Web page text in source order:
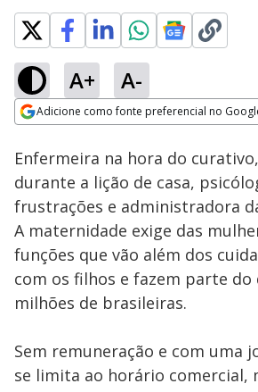
A+ A-
Adicione como fonte preferencial no
Ativar
Loaded:
10.29%
Enfermeira na hora do
durante a lição de casa,
frustrações e administradora
A maternidade exige das
funções que vão além dos
com os filhos e fazem parte do
milhões de brasileiras.
Sem remuneração e com uma
se limita ao horário comercial,